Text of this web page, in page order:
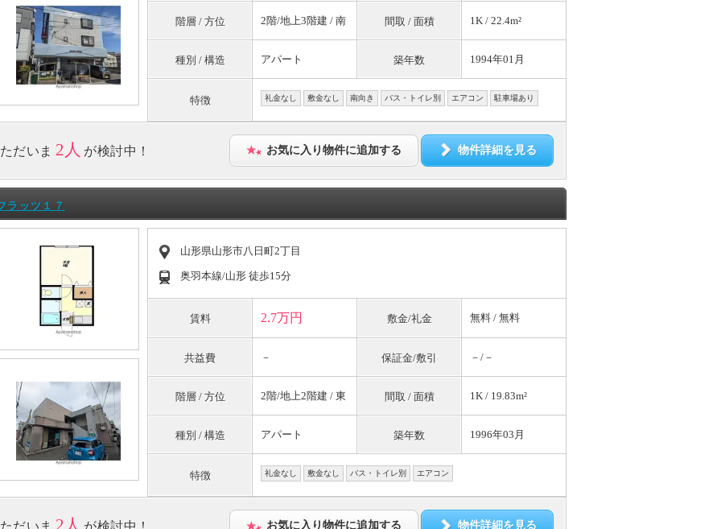
階層 / 方位 2階/地上3階建 / 南 間取 / 面積 1K / 22.4m²
種別 / 構造 アパート 築年数 1994年01月
特徴 礼金なし 敷金なし 南向き バス・トイレ別 エアコン 駐車場あり
ただいま 2人 が検討中！ お気に入り物件に追加する 物件詳細を見る
ラッツ１７
山形県山形市八日町2丁目
奥羽本線/山形 徒歩15分
賃料 2.7万円 敷金/礼金 無料 / 無料
共益費 － 保証金/敷引 －/－
階層 / 方位 2階/地上2階建 / 東 間取 / 面積 1K / 19.83m²
種別 / 構造 アパート 築年数 1996年03月
特徴 礼金なし 敷金なし バス・トイレ別 エアコン
お気に入り物件に追加する 物件詳細を見る